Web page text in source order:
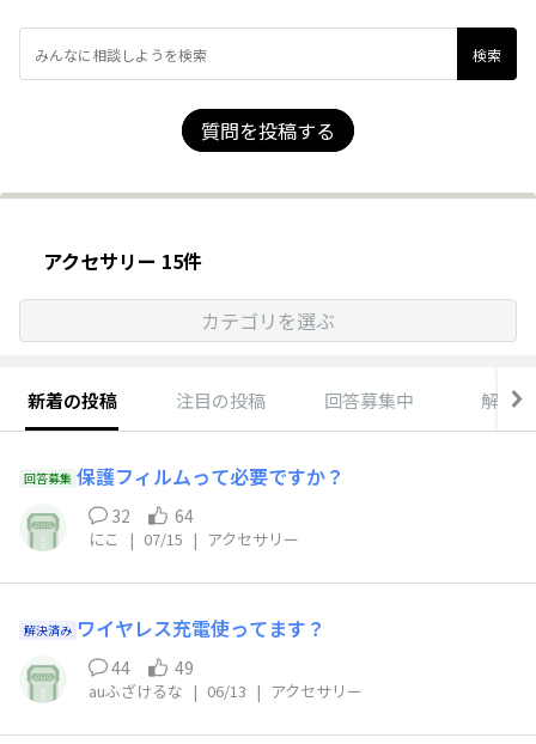
質問を投稿する
アクセサリー 15件
カテゴリを選ぶ
新着の投稿 注目の投稿 回答募集中 解決
回答募集 保護フィルムって必要ですか？
32 64
にこ | 07/15 | アクセサリー
解決済み ワイヤレス充電使ってます？
44 49
auふざけるな | 06/13 | アクセサリー